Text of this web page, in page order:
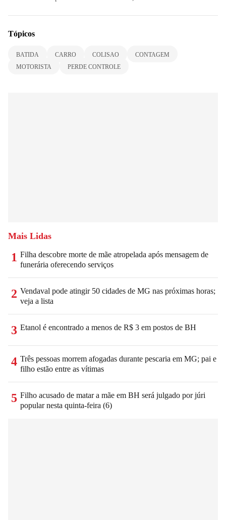
Tópicos
BATIDA CARRO COLISAO
CONTAGEM
MOTORISTA
PERDE CONTROLE
Mais Lidas
1 Filha descobre morte de mãe atropelada após mensagem de
funerária oferecendo serviços
2 Vendaval pode atingir 50 cidades de MG nas próximas horas;
veja a lista
3 Etanol é encontrado a menos de R$ 3 em postos de BH
4 Três pessoas morrem afogadas durante pescaria em MG; pai e
filho estão entre as vítimas
5 Filho acusado de matar a mãe em BH será julgado por júri
popular nesta quinta-feira (6)